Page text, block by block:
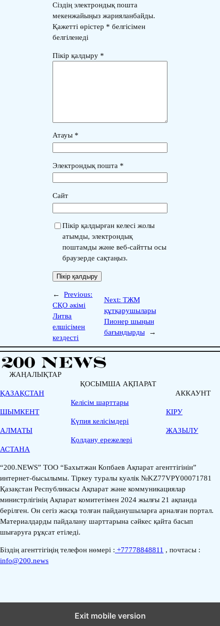
Сіздің электрондық пошта
мекенжайыңыз жарияланбайды.
Қажетті өрістер * белгісімен
белгіленеді
Пікір қалдыру *
Атауы *
Электрондық пошта *
Сайт
Пікір қалдырған келесі жолы
атымды, электрондық
поштамды және веб-сайтты осы
браузерде сақтаңыз.
←
Previous:
СҚО әкімі
Литва
елшісімен
кездесті
Next: ТЖМ
құтқарушылары
Пионер шыңын
бағындырды
→
ЖАҢАЛЫҚТАР
ҚАЗАҚСТАН
ШЫМКЕНТ
АЛМАТЫ
АСТАНА
ҚОСЫМША АҚПАРАТ
Келісім шарттары
Қүпия келісімдері
Қолдану ережелері
АККАУНТ
КІРУ
ЖАЗЫЛУ
“200.NEWS” ТОО “Бахытжан Копбаев Ақпарат агенттігінін”
интернет-бысылымы. Тіркеу туралы куәлік №KZ77VPY00071781
Қазақстан Республикасы Ақпарат және коммуникациялар
министрлігінің Ақпарат комитетімен 2024 жылғы 21 ақпанда
берілген. Он сегіз жасқа толған пайданушыларға арналған портал.
Материалдарды пайдалану шарттарына сәйкес қайта басып
шығаруға рұқсат етіледі.
Біздің агенттігіңің телефон нөмері : +77778848811 , почтасы :
info@200.news
Exit mobile version